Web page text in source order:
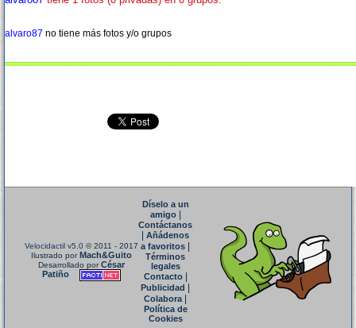
alvaro87 no tiene más fotos y/o grupos
Velocidactil v5.0 © 2011 - 2017
Ilustrado porMach&Guito
Desarrollado porCésar
Patiño
Díselo a un
amigo|
Contáctanos
Añádenos
a favoritos
Términos
legales
Contacto|
Publicidad
Colabora|
Política de
Cookies